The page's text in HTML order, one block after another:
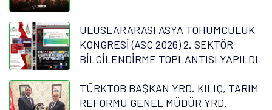
ULUSLARARASI ASYA TOHUMCULUK
KONGRESİ (ASC 2026) 2. SEKTÖR
BİLGİLENDİRME TOPLANTISI YAPILDI
TÜRKTOB BAŞKAN YRD. KILIÇ, TARIM
REFORMU GENEL MÜDÜR YRD.